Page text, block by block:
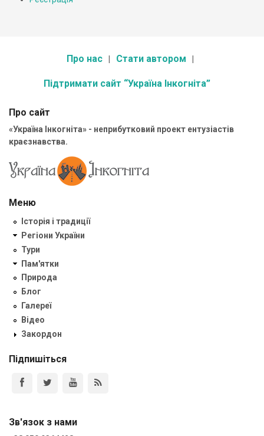
Про нас Стати автором
Підтримати сайт “Україна Інкогніта”
Про сайт
«Україна Інкогніта» - неприбутковий проект ентузіастів
краєзнавства.
Меню
Історія і традиції
Регіони України
Тури
Пам'ятки
Природа
Блог
Галереї
Відео
Закордон
Підпишіться
Зв'язок з нами